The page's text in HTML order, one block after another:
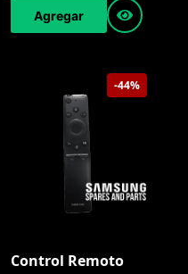
Agregar
-44%
Control Remoto